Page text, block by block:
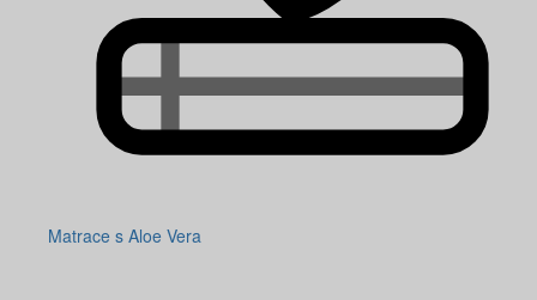
Matrace s Aloe Vera